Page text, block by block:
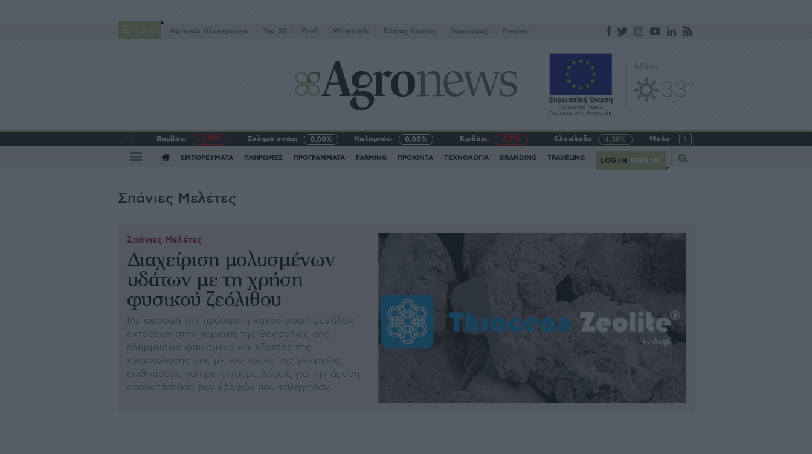
Έντυπα Agrenda Ηλεκτρονικά Top 50 Profi Winetrails Eλαίας Καρπός Τυροκόμος Fresher
Βαμβάκι -2,37% Σκληρό σιτάρι 0,00% Καλαμπόκι 0,00% Κριθάρι -6,71% Ελαιόλαδο 4,39% Μαλακό σιτάρι
ΕΜΠΟΡΕΥΜΑΤΑ ΠΛΗΡΩΜΕΣ ΠΡΟΓΡΑΜΜΑΤΑ FARMING ΠΡΟΙΟΝΤΑ ΤΕΧΝΟΛΟΓΙΑ BRANDING TRAVELING LOG IN SIGN UP
Σπάνιες Μελέτες
Διαχείριση μολυσμένων
υδάτων με τη χρήση
φυσικού ζεόλιθου
Σπάνιες Μελέτες
Με αφορμή την πρόσφατη καταστροφή μεγάλων
εκτάσεων στην περιοχή της Θεσσαλίας από
πλημμυρικά φαινόμενα και εξαιτίας της
ενασχόλησής μας με τον τομέα της γεωργίας,
επιθυμούμε να προτείνουμε λύσεις για την άμεση
αποκατάσταση των εδαφών που επλήγησαν.